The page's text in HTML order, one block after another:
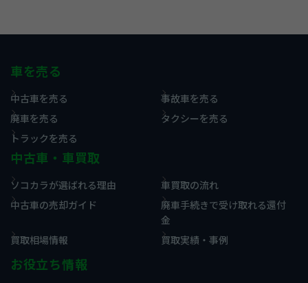
車を売る
中古車を売る
事故車を売る
廃車を売る
タクシーを売る
トラックを売る
中古車・車買取
ソコカラが選ばれる理由
車買取の流れ
中古車の売却ガイド
廃車手続きで受け取れる還付
金
買取相場情報
買取実績・事例
お役立ち情報